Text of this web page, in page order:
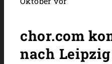
chor.com
nach Leipzig